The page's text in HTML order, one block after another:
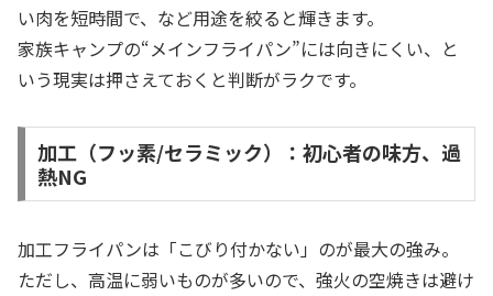
い肉を短時間で、など用途を絞ると輝きます。
家族キャンプの“メインフライパン”には向きにくい、と
いう現実は押さえておくと判断がラクです。
加工（フッ素/セラミック）：初心者の味方、過
熱NG
加工フライパンは「こびり付かない」のが最大の強み。
ただし、高温に弱いものが多いので、強火の空焼きは避け